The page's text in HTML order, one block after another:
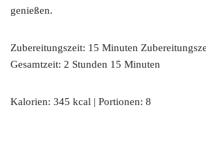
genießen.
Zubereitungszeit: 15 Minuten
Gesamtzeit: 2 Stunden 15 Minuten
Kalorien: 345 kcal | Portionen: 8